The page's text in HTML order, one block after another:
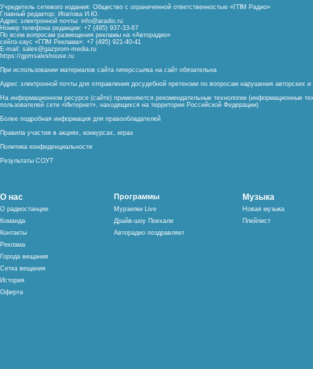
Учредитель сетевого издания: Общество с ограниченной ответственностью «ГПМ Радио»
Главный редактор: Ипатова И.Ю.
Адрес электронной почты: info@aradio.ru
Номер телефона редакции: +7 (495) 937-33-67
По всем вопросам размещения рекламы на «Авторадио»
сейлз-хаус «ГПМ Реклама»: +7 (495) 921-40-41
E-mail: sales@gazprom-media.ru
https://gpmsaleshouse.ru
При использовании материалов сайта гиперссылка на сайт обязательна
Адрес электронной почты для отправления досудебной претензии по вопросам нарушения авторских
На информационном ресурсе (сайте) применяются рекомендательные технологии (информационные
пользователей сети «Интернет», находящихся на территории Российской Федерации)
Более подробная информация для правообладателей
Правила участия в акциях, конкурсах, играх
Политика конфиденциальности
Результаты СОУТ
О нас
О радиостанции
Команда
Контакты
Реклама
Города вещания
Сетка вещания
История
Оферта
Программы
Мурзилки Live
Драйв-шоу Поехали
Авторадио поздравляет
Музыка
Новая музыка
Плейлист